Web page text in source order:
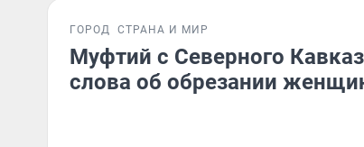
ГОРОД СТРАНА И МИР
Муфтий с Северного
слова об обрезании